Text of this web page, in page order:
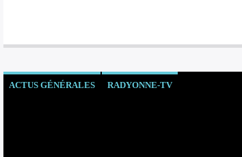
ACTUS GÉNÉRALES RADYONNE-TV